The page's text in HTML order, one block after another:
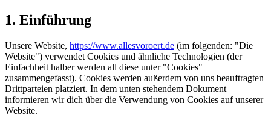
1. Einführung
Unsere Website, https://www.allesvoroert.de (im folgenden: "Die
Website") verwendet Cookies und ähnliche Technologien (der
Einfachheit halber werden all diese unter "Cookies"
zusammengefasst). Cookies werden außerdem von uns beauftragten
Drittparteien platziert. In dem unten stehendem Dokument
informieren wir dich über die Verwendung von Cookies auf unserer
Website.